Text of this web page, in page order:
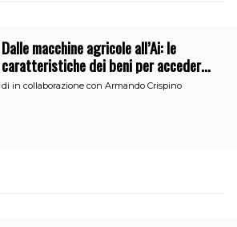
Dalle macchine agricole all’Ai: le
caratteristiche dei beni per accedere
all’iperammortamento
di in collaborazione con Armando Crispino